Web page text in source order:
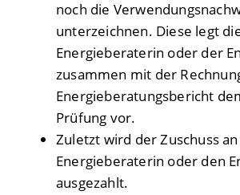
noch die
unterzeichnen. Diese legt
Energieberaterin oder der
zusammen mit der
Energieberatungsbericht
Prüfung vor.
Zuletzt wird der Zuschuss
Energieberaterin oder den
ausgezahlt.